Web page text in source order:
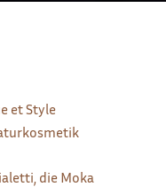
et Style
die Moka